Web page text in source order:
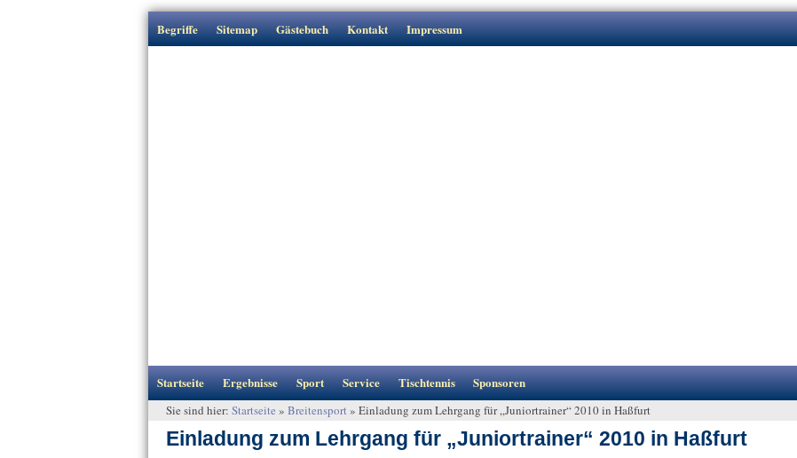
Begriffe Sitemap Gästebuch Kontakt Impressum
Startseite Ergebnisse Sport Service Tischtennis Sponsoren
Sie sind hier: Startseite » Breitensport » Einladung zum Lehrgang für „Juniortrainer“ 2010 in Haßfurt
Einladung zum Lehrgang für „Juniortrainer“ 2010 in Haßfurt